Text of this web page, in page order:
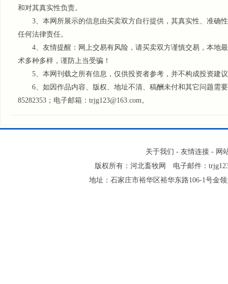
和对其真实性负责。
3、本网所展示的信息由买卖双方自行提供，其真实性、准确
任何法律责任。
4、友情提醒：网上交易有风险，请买卖双方谨慎交易，本地
术多种多样，谨防上当受骗！
5、本网刊载之所有信息，仅供投资者参考 ，并不构成投资建
6、如因作品内容、版权、地址不清、稿酬未付和其它问题需要
85282353；电子邮箱：trjg123@163.com。
关于我们 - 友情连接 - 网
版权所有：河北畜牧网 电子邮件：
地址：石家庄市裕华区裕华东路106-1号金领